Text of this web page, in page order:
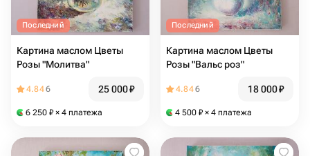
Последний
Картина маслом Цветы
Розы "Молитва"
4.846 25 000₽
6 250 ₽ × 4 платежа
Последний
Картина маслом Цветы
Розы "Вальс роз"
4.846 18 000₽
4 500 ₽ × 4 платежа